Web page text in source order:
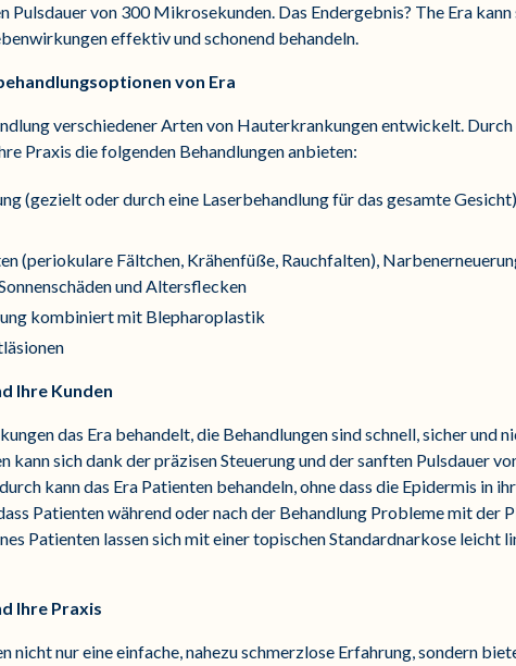
Pulsdauer von 300 Mikrosekunden. Das Endergebnis? The Era
effektiv und schonend behandeln.
von Era
verschiedener Arten von Hauterkrankungen entwickelt.
Praxis die folgenden Behandlungen anbieten:
(gezielt oder durch eine Laserbehandlung für das gesamte Gesicht)
(periokulare Fältchen, Krähenfüße, Rauchfalten),
und Altersflecken
kombiniert mit Blepharoplastik
Ihre Kunden
das Era behandelt, die Behandlungen sind schnell, sicher und
kann sich dank der präzisen Steuerung und der sanften Pulsdauer
kann das Era Patienten behandeln, ohne dass die Epidermis in
Patienten während oder nach der Behandlung Probleme mit der
Patienten lassen sich mit einer topischen Standardnarkose leicht
Ihre Praxis
nicht nur eine einfache, nahezu schmerzlose Erfahrung, sondern